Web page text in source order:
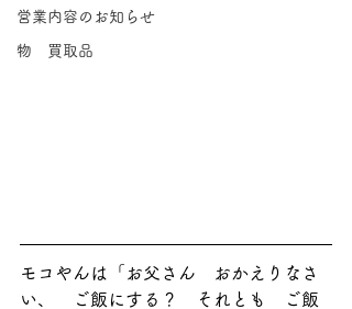
営業内容のお知らせ
物 買取品
モコやんは「お父さん　おかえりなさ
い、　ご飯にする？　それとも　ご飯